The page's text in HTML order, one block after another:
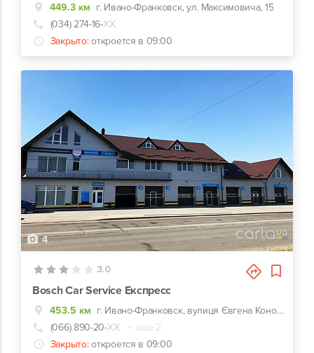
449.3 км г. Ивано-Франковск, ул. Максимовича, 15
(034) 274-16-ХХ
Закрыто: откроется в 09:00
4
3.0
Bosch Car Service Експресс
453.5 км
г. Ивано-Франковск, вулиця Євгена Коновальця, 318к
(066) 890-20-ХХ
+ еще 2
Закрыто: откроется в 09:00